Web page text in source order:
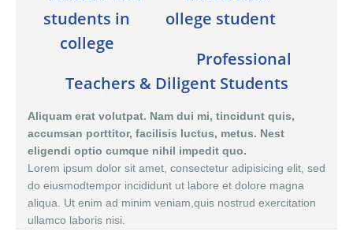
Professional
Teachers & Diligent Students
Aliquam erat volutpat. Nam dui mi, tincidunt quis,
accumsan porttitor, facilisis luctus, metus. Nest
eligendi optio cumque nihil impedit quo.
Lorem ipsum dolor sit amet, consectetur adipisicing elit, sed
do eiusmodtempor incididunt ut labore et dolore magna
aliqua. Ut enim ad minim veniam,quis nostrud exercitation
ullamco laboris nisi.